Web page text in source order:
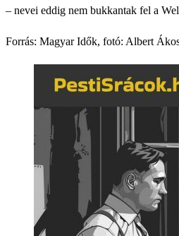
– nevei eddig nem bukkantak fel a
Forrás: Magyar Idők, fotó: Albert